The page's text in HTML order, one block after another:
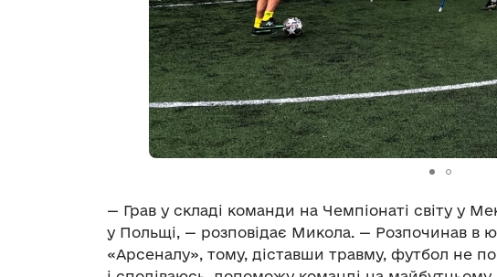
— Грав у складі команди на Чемпіонаті світу у
у Польщі, — розповідає Микола. — Розпочинав в
«Арсеналу», тому, діставши травму, футбол не